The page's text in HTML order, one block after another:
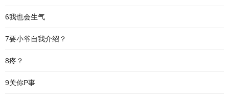
6我也会生气
7要小爷自我介绍？
8疼？
9关你P事